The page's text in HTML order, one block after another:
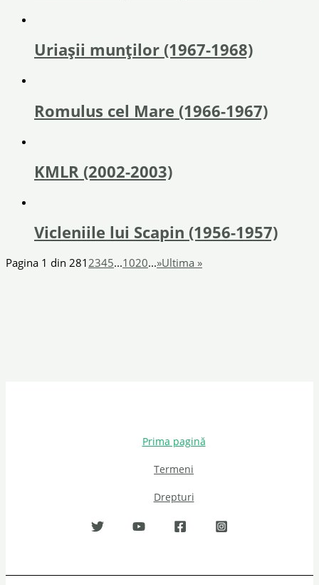
Uriaşii munţilor (1967-1968)
Romulus cel Mare (1966-1967)
KMLR (2002-2003)
Vicleniile lui Scapin (1956-1957)
Pagina 1 din 2812345...1020...»Ultima »
Prima pagină
Termeni
Drepturi